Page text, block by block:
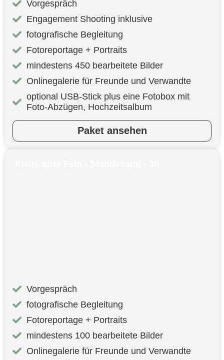
Vorgespräch
Engagement Shooting inklusive
fotografische Begleitung
Fotoreportage + Portraits
mindestens 450 bearbeitete Bilder
Onlinegalerie für Freunde und Verwandte
optional USB-Stick plus eine Fotobox mit
Foto-Abzügen, Hochzeitsalbum
Paket ansehen
Vorgespräch
fotografische Begleitung
Fotoreportage + Portraits
mindestens 100 bearbeitete Bilder
Onlinegalerie für Freunde und Verwandte